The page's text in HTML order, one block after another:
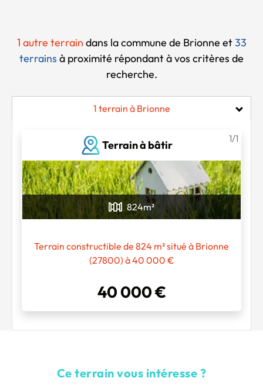
1 autre terrain dans la commune de Brionne et33
terrains à proximité répondant à vos critères de
recherche.
Chargement...
1 terrain à Brionne
Terrain à bâtir
1/1
824m²
Terrain constructible de 824 m² situé à Brionne
(27800) à 40 000 €
40 000 €
Ce terrain vous intéresse ?